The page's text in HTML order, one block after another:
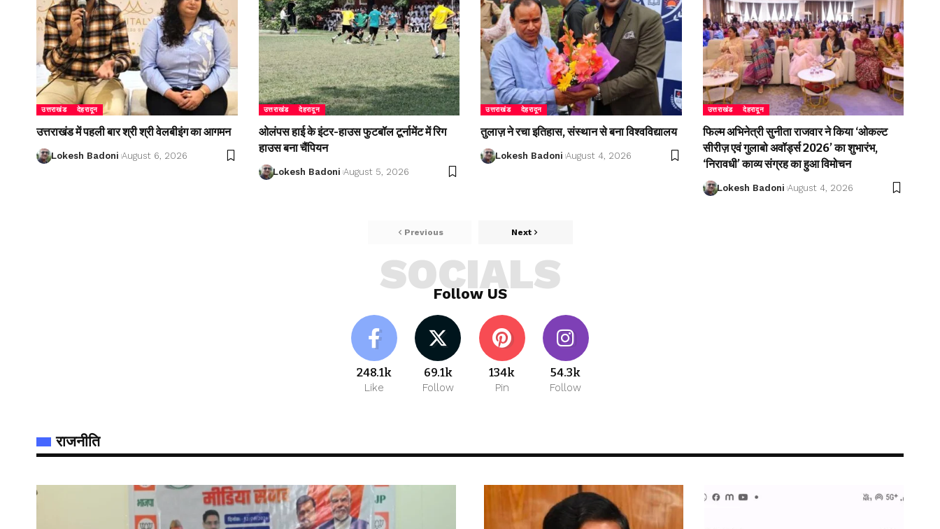
उत्तराखंड देहरादून
उत्तराखंड में पहली बार श्री श्री वेलबीइंग का आगमन
Lokesh Badoni August 6, 2026
उत्तराखंड देहरादून
ओलंपस हाई के इंटर-हाउस फुटबॉल टूर्नामेंट में रिग
हाउस बना चैंपियन
Lokesh Badoni August 5, 2026
उत्तराखंड देहरादून
तुलाज़ ने रचा इतिहास, संस्थान से बना विश्वविद्यालय
Lokesh Badoni August 4, 2026
उत्तराखंड देहरादून
फिल्म अभिनेत्री सुनीता राजवार ने किया ‘ओकल्ट
सीरीज़ एवं गुलाबो अवॉर्ड्स 2026’ का शुभारंभ,
‘निरावधी’ काव्य संग्रह का हुआ विमोचन
Lokesh Badoni August 4, 2026
Previous Next
Follow US
SOCIALS
248.1k
Like
69.1k
Follow
134k
Pin
54.3k
Follow
राजनीति